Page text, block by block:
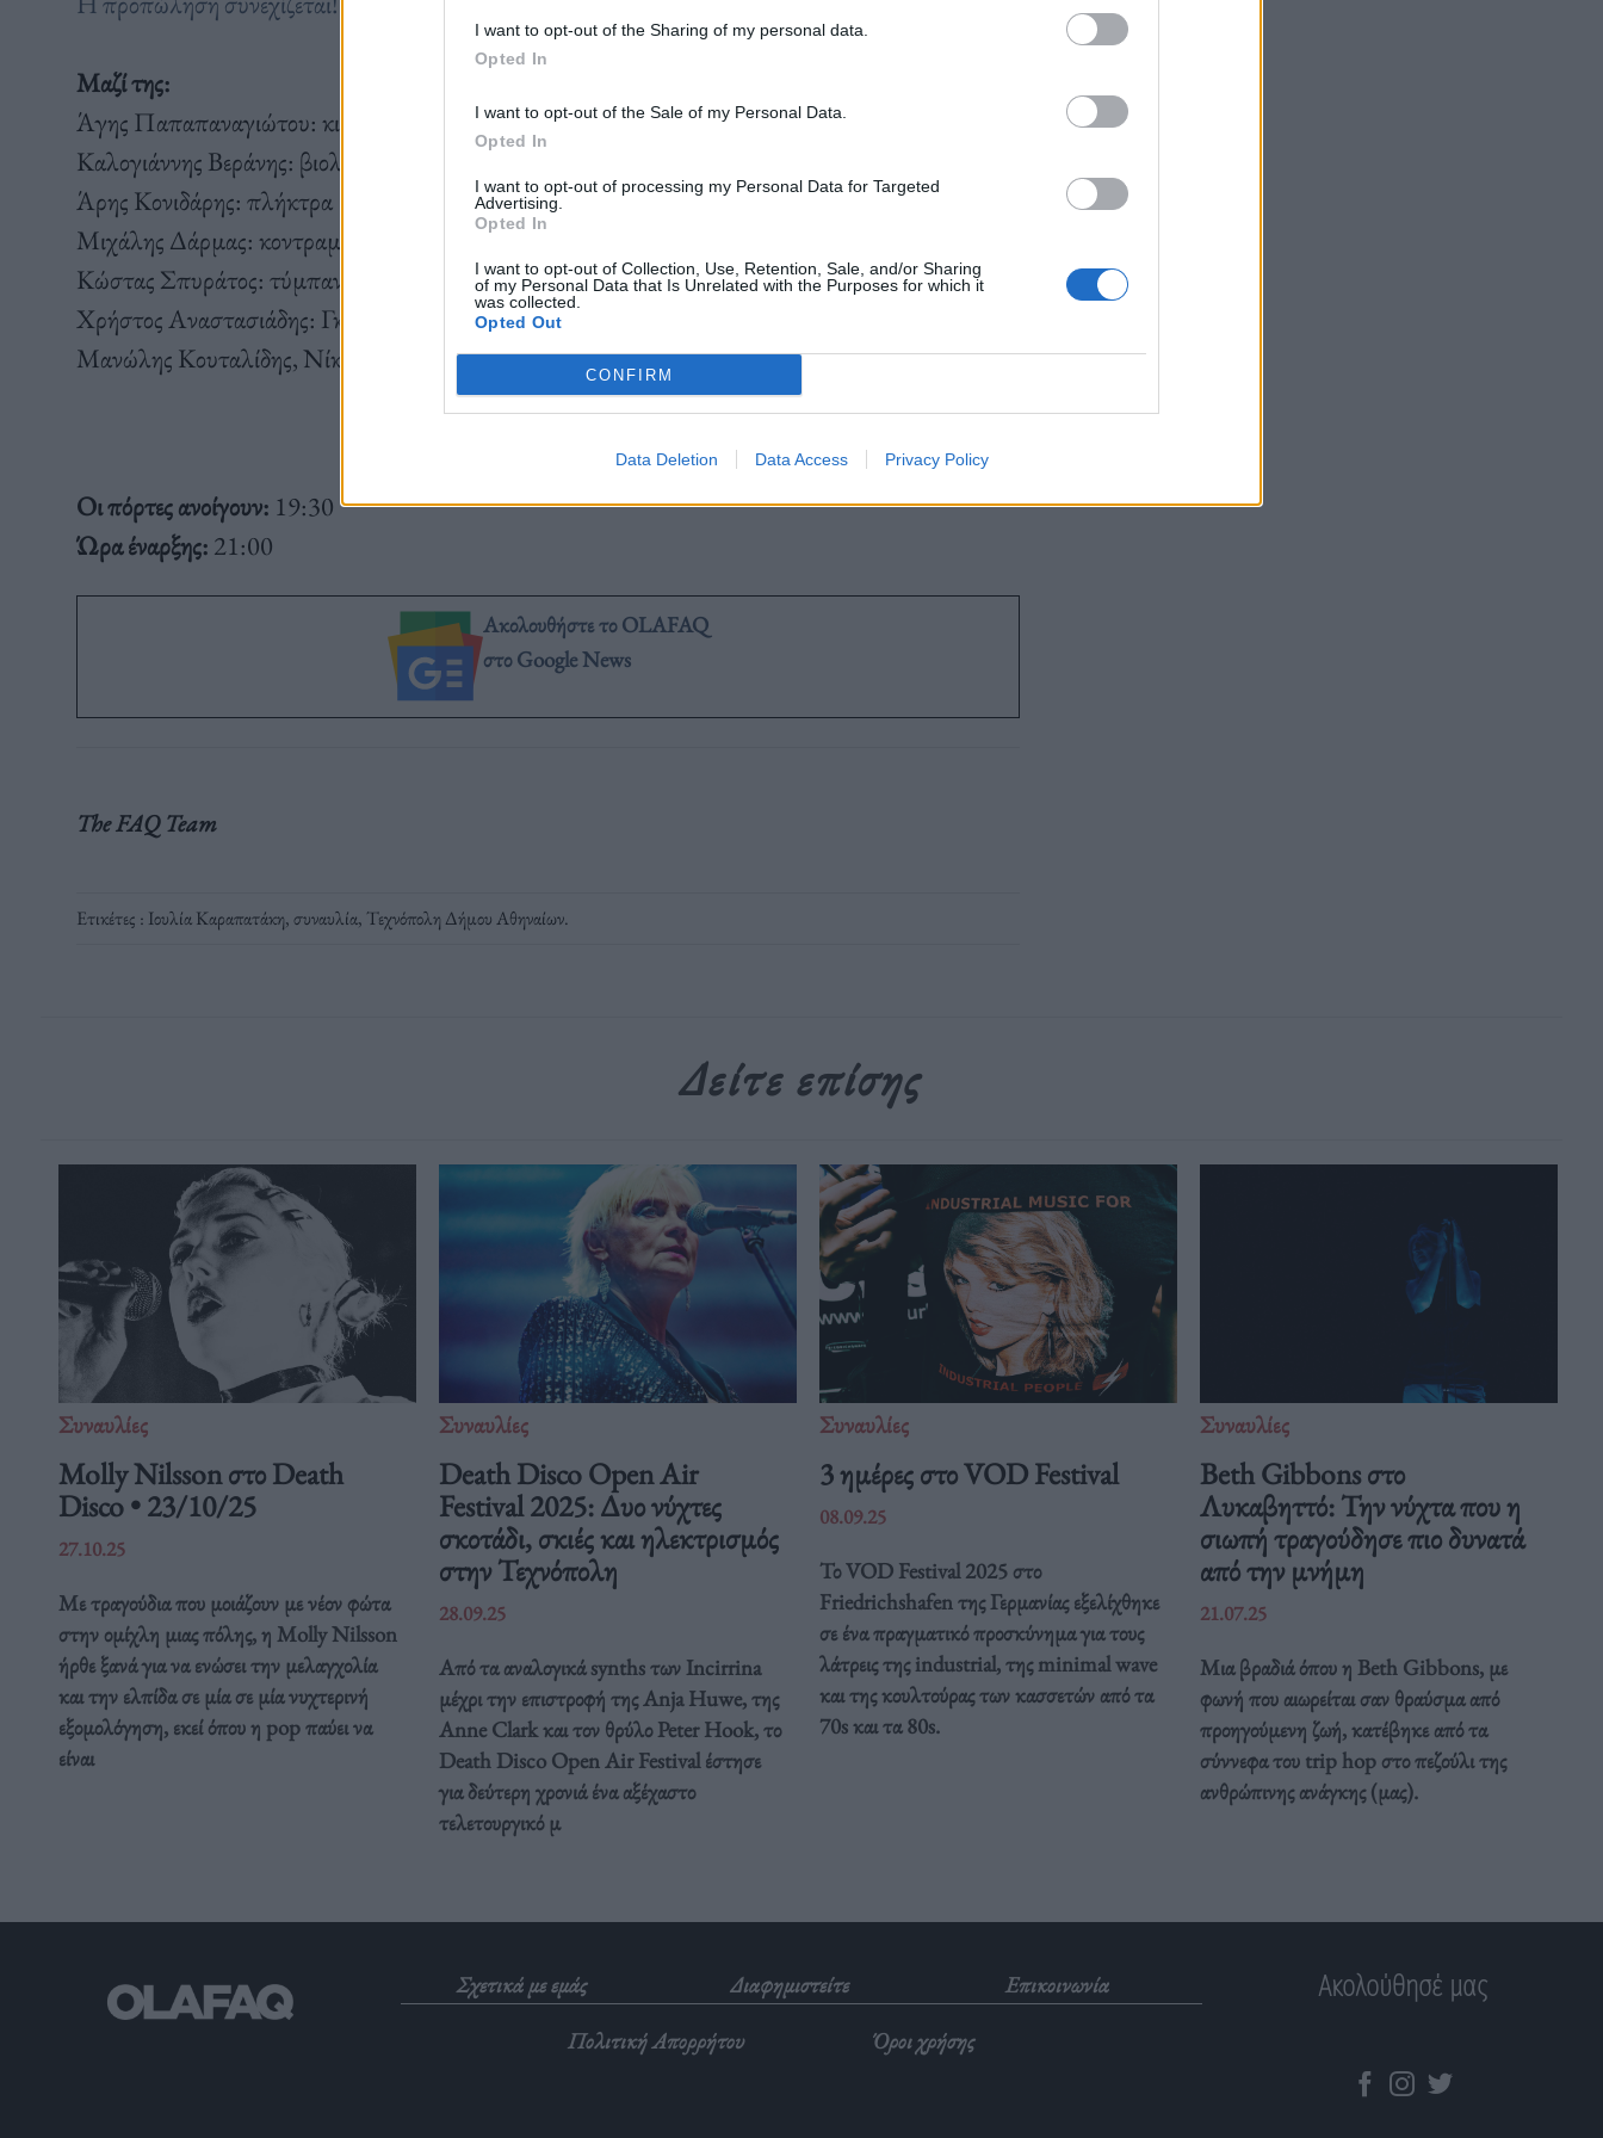
I want to opt-out of the Sharing of my personal data.
Opted In
I want to opt-out of the Sale of my Personal Data.
Opted In
I want to opt-out of processing my Personal Data for Targeted
Advertising.
Opted In
I want to opt-out of Collection, Use, Retention, Sale, and/or Sharing
of my Personal Data that Is Unrelated with the Purposes for which it
was collected.
Opted Out
CONFIRM
Data Deletion Data Access Privacy Policy
Μαζί της:
Άγης Παπαπαναγιώτου: κιθάρες, φωνή
Καλογιάννης Βεράνης: βιολί, τρομπέτα, φωνή
Άρης Κονιδάρης: πλήκτρα
Μιχάλης Δάρμας: κοντραμπάσο
Κώστας Σπυράτος: τύμπανα
Χρήστος Αναστασιάδης: Γκάιντα, κλαρίνο
Μανώλης Κουταλίδης, Νίκος Κόλλιας : ηχοληψία
Οι πόρτες ανοίγουν: 19:30
Ώρα έναρξης: 21:00
Ακολουθήστε το OLAFAQ
στο Google News
The FAQ Team
Ετικέτες : Ιουλία Καραπατάκη,συναυλία, Τεχνόπολη Δήμου Αθηναίων.
Δείτε επίσης
Συναυλίες
Molly Nilsson στο Death
Disco • 23/10/25
27.10.25
Με τραγούδια που μοιάζουν με νέον φώτα
στην ομίχλη μιας πόλης, η Molly Nilsson
ήρθε ξανά για να ενώσει την μελαγχολία
και την ελπίδα σε μία σε μία νυχτερινή
εξομολόγηση, εκεί όπου η pop παύει να
είναι
Συναυλίες
Death Disco Open Air
Festival 2025: Δυο νύχτες
σκοτάδι, σκιές και ηλεκτρισμός
στην Τεχνόπολη
28.09.25
Από τα αναλογικά synths των Incirrina
μέχρι την επιστροφή της Anja Huwe, της
Anne Clark και τον θρύλο Peter Hook, το
Death Disco Open Air Festival έστησε
για δεύτερη χρονιά ένα αξέχαστο
τελετουργικό μ
Συναυλίες
3 ημέρες στο VOD Festival
08.09.25
Το VOD Festival 2025 στο
Friedrichshafen της Γερμανίας εξελίχθηκε
σε ένα πραγματικό προσκύνημα για τους
λάτρεις της industrial, της minimal wave
και της κουλτούρας των κασσετών από τα
70s και τα 80s.
Συναυλίες
Beth Gibbons στο
Λυκαβηττό: Την νύχτα που η
σιωπή τραγούδησε πιο δυνατά
από την μνήμη
21.07.25
Μια βραδιά όπου η Beth Gibbons, με
φωνή που αιωρείται σαν θραύσμα από
προηγούμενη ζωή, κατέβηκε από τα
σύννεφα του trip hop στο πεζούλι της
ανθρώπινης ανάγκης (μας).
Σχετικά με εμάς Διαφημιστείτε
Επικοινωνία
Πολιτική Απορρήτου
Όροι χρήσης
Ακολούθησέ μας